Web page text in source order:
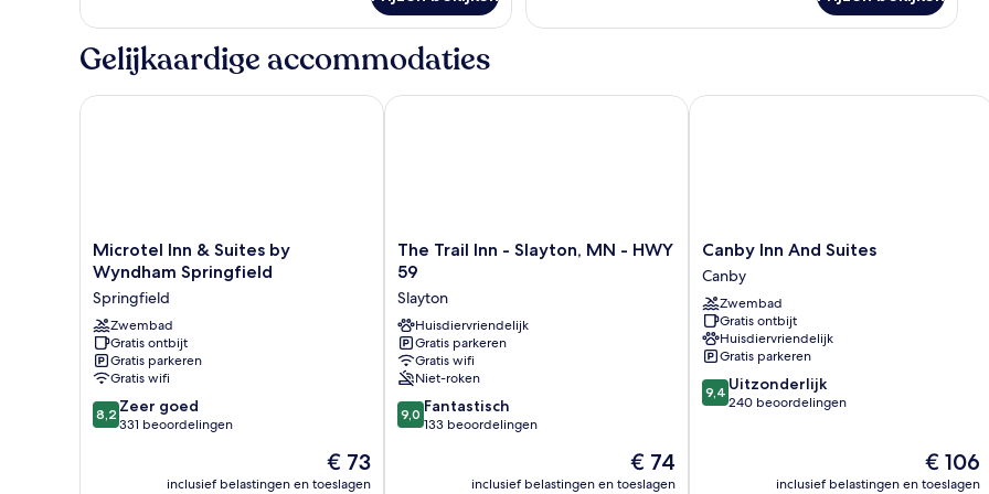
Gelijkaardige accommodaties
Microtel
Inn
Suites
by
Wyndham
Springfield
Springfield
Microtel Inn & Suites by
Wyndham Springfield
Springfield
Zwembad
Gratis ontbijt
Gratis parkeren
Gratis wifi
8.2
van
8,2 Zeer goed
331 beoordelingen
De
prijs
€ 73
inclusief belastingen en toeslagen
Microtel Inn & Suites by Wyndham Springfield
The
Trail
-
Slayton,
MN
-
HWY
59
Slayton
The Trail Inn - Slayton, MN - HWY
59
Slayton
Huisdiervriendelijk
Gratis parkeren
Gratis wifi
Niet-roken
9.0
van
9,0 Fantastisch
133 beoordelingen
De
prijs
€ 74
inclusief belastingen en toeslagen
The Trail Inn - Slayton, MN - HWY 59
Canby
Inn
And
Suites
Canby
Canby Inn And Suites
Canby
Zwembad
Gratis ontbijt
Huisdiervriendelijk
Gratis parkeren
9.4
van
beoordelingen
9,4 Uitzonderlijk
240 beoordelingen
De
prijs
€ 106
inclusief belastingen en toeslagen
Canby Inn And Suites